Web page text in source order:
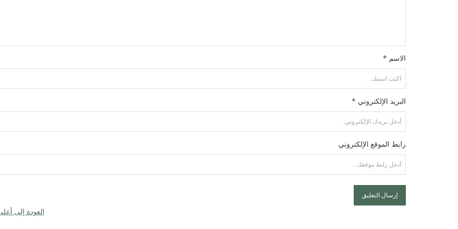
الاسم *
البريد الإلكتروني *
رابط الموقع الإلكتروني
العودة إلى